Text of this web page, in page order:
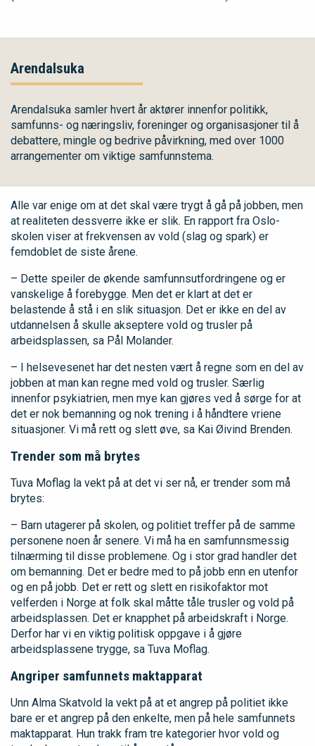
Arendalsuka
Arendalsuka samler hvert år aktører innenfor politikk,
samfunns- og næringsliv, foreninger og organisasjoner til å
debattere, mingle og bedrive påvirkning, med over 1000
arrangementer om viktige samfunnstema.
Alle var enige om at det skal være trygt å gå på jobben, men
at realiteten dessverre ikke er slik. En rapport fra Oslo-
skolen viser at frekvensen av vold (slag og spark) er
femdoblet de siste årene.
– Dette speiler de økende samfunnsutfordringene og er
vanskelige å forebygge. Men det er klart at det er
belastende å stå i en slik situasjon. Det er ikke en del av
utdannelsen å skulle akseptere vold og trusler på
arbeidsplassen, sa Pål Molander.
– I helsevesenet har det nesten vært å regne som en del av
jobben at man kan regne med vold og trusler. Særlig
innenfor psykiatrien, men mye kan gjøres ved å sørge for at
det er nok bemanning og nok trening i å håndtere vriene
situasjoner. Vi må rett og slett øve, sa Kai Øivind Brenden.
Trender som må brytes
Tuva Moflag la vekt på at det vi ser nå, er trender som må
brytes:
– Barn utagerer på skolen, og politiet treffer på de samme
personene noen år senere. Vi må ha en samfunnsmessig
tilnærming til disse problemene. Og i stor grad handler det
om bemanning. Det er bedre med to på jobb enn en utenfor
og en på jobb. Det er rett og slett en risikofaktor mot
velferden i Norge at folk skal måtte tåle trusler og vold på
arbeidsplassen. Det er knapphet på arbeidskraft i Norge.
Derfor har vi en viktig politisk oppgave i å gjøre
arbeidsplassene trygge, sa Tuva Moflag.
Angriper samfunnets maktapparat
Unn Alma Skatvold la vekt på at et angrep på politiet ikke
bare er et angrep på den enkelte, men på hele samfunnets
maktapparat. Hun trakk fram tre kategorier hvor vold og